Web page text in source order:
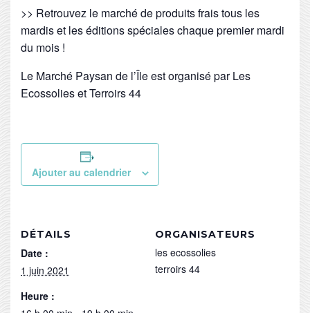
>> Retrouvez le marché de produits frais tous les
mardis et les éditions spéciales chaque premier mardi
du mois !
Le Marché Paysan de l’Île est organisé par Les
Ecossolies et Terroirs 44
Ajouter au calendrier
DÉTAILS
Date :
1 juin 2021
Heure :
ORGANISATEURS
les ecossolies
terroirs 44